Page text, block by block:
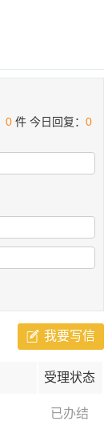
0 件 今日回复： 0
我要写信
受理状态
已办结